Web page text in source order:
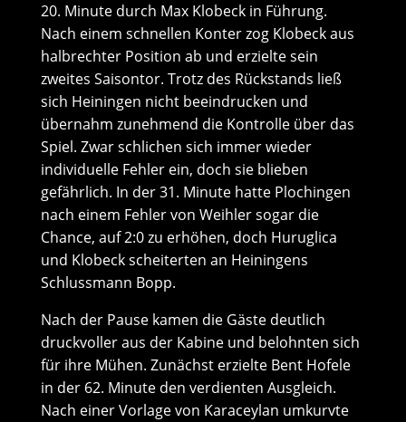
20. Minute durch Max Klobeck in Führung.
Nach einem schnellen Konter zog Klobeck aus
halbrechter Position ab und erzielte sein
zweites Saisontor. Trotz des Rückstands ließ
sich Heiningen nicht beeindrucken und
übernahm zunehmend die Kontrolle über das
Spiel. Zwar schlichen sich immer wieder
individuelle Fehler ein, doch sie blieben
gefährlich. In der 31. Minute hatte Plochingen
nach einem Fehler von Weihler sogar die
Chance, auf 2:0 zu erhöhen, doch Huruglica
und Klobeck scheiterten an Heiningens
Schlussmann Bopp.
Nach der Pause kamen die Gäste deutlich
druckvoller aus der Kabine und belohnten sich
für ihre Mühen. Zunächst erzielte Bent Hofele
in der 62. Minute den verdienten Ausgleich.
Nach einer Vorlage von Karaceylan umkurvte